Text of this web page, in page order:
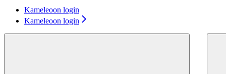
Kameleoon login
Kameleoon login